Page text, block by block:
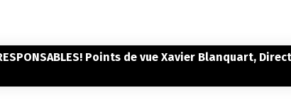
Points de vue Xavier Blanquart,